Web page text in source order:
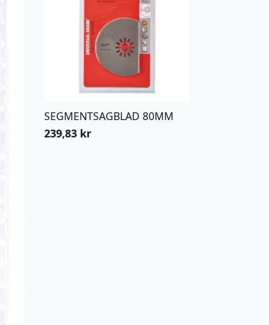
SEGMENTSAGBLAD 80MM
239,83 kr